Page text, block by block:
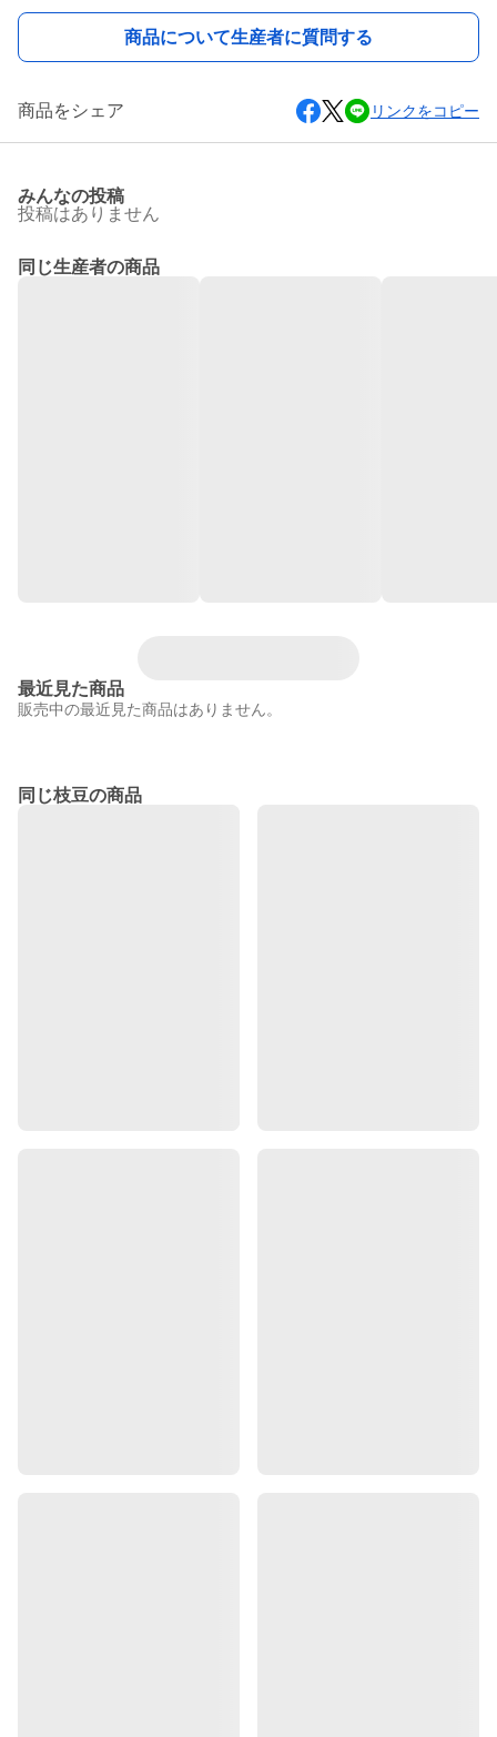
商品について生産者に質問する
商品をシェア リンクをコピー
みんなの投稿
投稿はありません
同じ生産者の商品
最近見た商品
販売中の最近見た商品はありません。
同じ枝豆の商品